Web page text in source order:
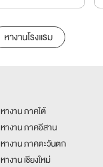
หางานโรงแรม
หางาน ภาคใต้
หางาน ภาคอีสาน
หางาน ภาคตะวันตก
หางาน เชียงใหม่